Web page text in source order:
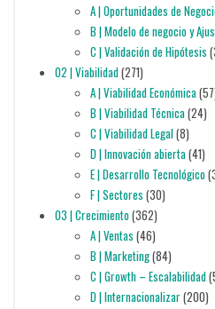
A | Oportunidades de
B | Modelo de negocio y
C | Validación de Hipótesis
02 | Viabilidad(271)
A | Viabilidad Económica
B | Viabilidad Técnica(24)
C | Viabilidad Legal(8)
D | Innovación abierta(41)
E | Desarrollo Tecnológico
F | Sectores (30)
03 | Crecimiento(362)
A | Ventas (46)
B | Marketing(84)
C | Growth – Escalabilidad
D | Internacionalizar(200)